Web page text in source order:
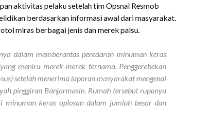
aktivitas pelaku setelah tim Opsnal Resmob
berdasarkan informasi awal dari masyarakat.
miras berbagai jenis dan merek palsu.
dalam memberantas peredaran minuman keras
meniru merek-merek ternama. Penggerebekan
setelah menerima laporan masyarakat mengenai
pinggiran Banjarmasin. Rumah tersebut rupanya
minuman keras oplosan dalam jumlah besar dan